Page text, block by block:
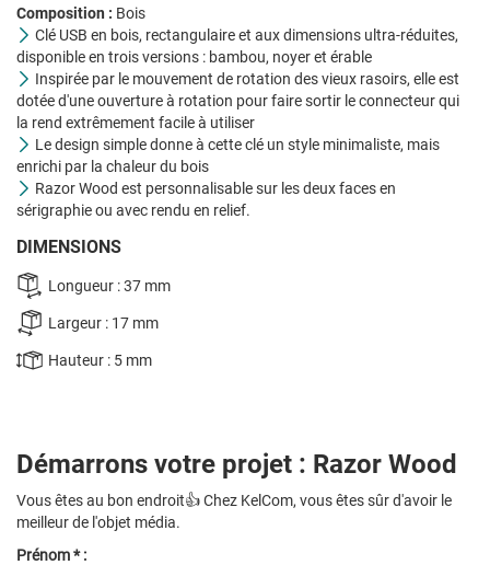
Composition : Bois
Clé USB en bois, rectangulaire et aux dimensions ultra-réduites,
disponible en trois versions : bambou, noyer et érable
Inspirée par le mouvement de rotation des vieux rasoirs, elle est
dotée d'une ouverture à rotation pour faire sortir le connecteur qui
la rend extrêmement facile à utiliser
Le design simple donne à cette clé un style minimaliste, mais
enrichi par la chaleur du bois
Razor Wood est personnalisable sur les deux faces en
sérigraphie ou avec rendu en relief.
DIMENSIONS
Longueur : 37 mm
Largeur : 17 mm
Hauteur : 5 mm
Démarrons votre projet : Razor Wood
Vous êtes au bon endroit👍 Chez KelCom, vous êtes sûr d'avoir le
meilleur de l'objet média.
Prénom * :